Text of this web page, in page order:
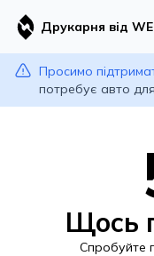
Друкарня від
Просимо
потребує авто
Щось
Спробуйте